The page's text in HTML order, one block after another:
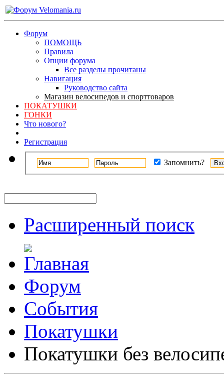
Форум
ПОМОЩЬ
Правила
Опции форума
Все разделы прочитаны
Навигация
Руководство сайта
Магазин велосипедов и спорттоваров
ПОКАТУШКИ
ГОНКИ
Что нового?
Регистрация
Запомнить?
Расширенный поиск
Форум
События
Покатушки
Покатушки без